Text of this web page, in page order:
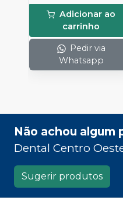
Adicionar ao
carrinho
Pedir via
Whatsapp
Não achou algum
Dental Centro
Sugerir produtos